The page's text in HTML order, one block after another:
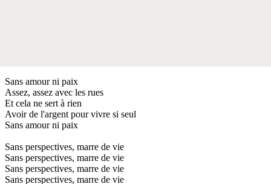
Sans amour ni paix
Assez, assez avec les rues
Et cela ne sert à rien
Avoir de l'argent pour vivre si seul
Sans amour ni paix
Sans perspectives, marre de vie
Sans perspectives, marre de vie
Sans perspectives, marre de vie
Sans perspectives, marre de vie